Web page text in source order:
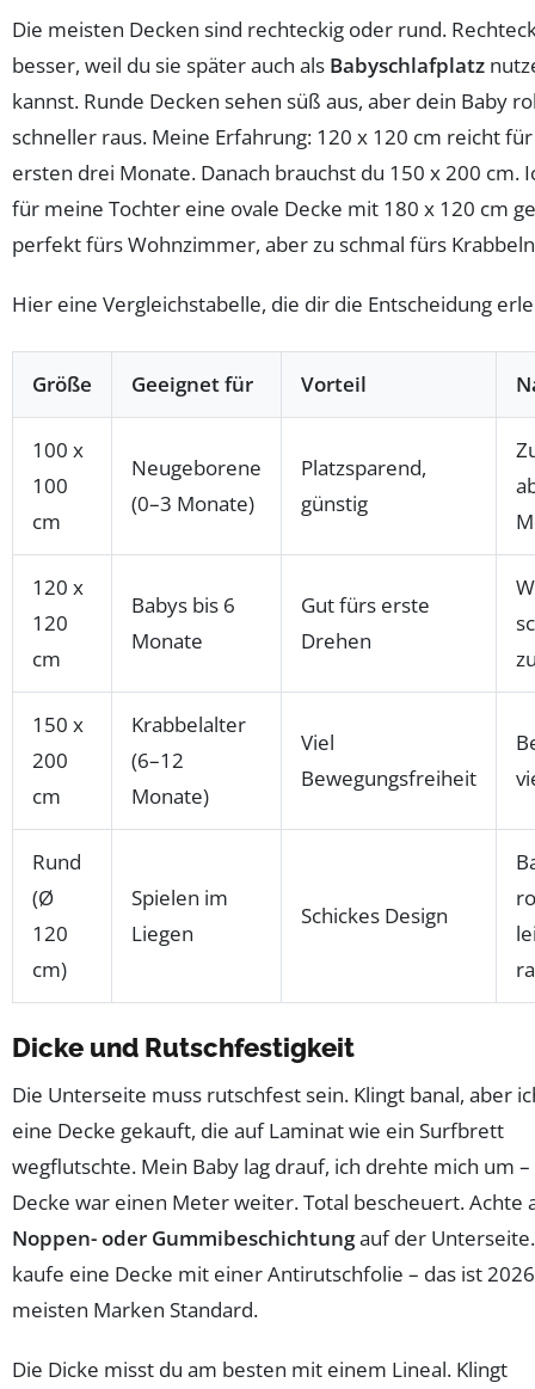
Die meisten Decken sind rechteckig oder rund.
besser, weil du sie später auch als Babyschlafplatz
kannst. Runde Decken sehen süß aus, aber dein Baby
schneller raus. Meine Erfahrung: 120 x 120 cm reicht
ersten drei Monate. Danach brauchst du 150 x 200 cm.
für meine Tochter eine ovale Decke mit 180 x 120 cm
perfekt fürs Wohnzimmer, aber zu schmal fürs
Hier eine Vergleichstabelle, die dir die Entscheidung
Größe Geeignet für Vorteil
100 x
100
cm
Neugeborene
(0–3 Monate)
Platzsparend,
günstig
120 x
120
cm
Babys bis 6
Monate
Gut fürs erste
Drehen
150 x
200
cm
Krabbelalter
(6–12
Monate)
Viel
Bewegungsfreiheit
Rund
(Ø
120
cm)
Spielen im
Liegen
Schickes Design
Dicke und Rutschfestigkeit
Die Unterseite muss rutschfest sein. Klingt banal, aber
eine Decke gekauft, die auf Laminat wie ein Surfbrett
wegflutschte. Mein Baby lag drauf, ich drehte mich um
Decke war einen Meter weiter. Total bescheuert. Achte
Noppen- oder Gummibeschichtungauf der
kaufe eine Decke mit einer Antirutschfolie – das ist
meisten Marken Standard.
Die Dicke misst du am besten mit einem Lineal. Klingt